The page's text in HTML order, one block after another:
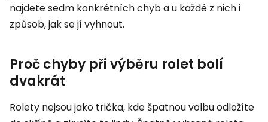
najdete sedm konkrétních chyb a u každé z nich i
způsob, jak se jí vyhnout.
Proč chyby při výběru rolet bolí
dvakrát
Rolety nejsou jako trička, kde špatnou volbu odložíte